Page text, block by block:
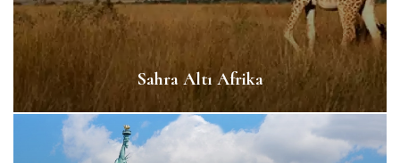
Sahra Altı Afrika